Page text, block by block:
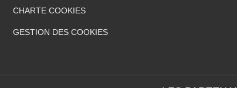
CHARTE COOKIES
GESTION DES COOKIES